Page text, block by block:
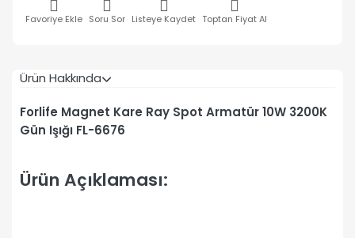
Favoriye Ekle Soru Sor Listeye Kaydet Toptan Fiyat Al
Ürün Hakkında
Forlife Magnet Kare Ray Spot Armatür 10W 3200K
Gün Işığı FL-6676
Ürün Açıklaması: